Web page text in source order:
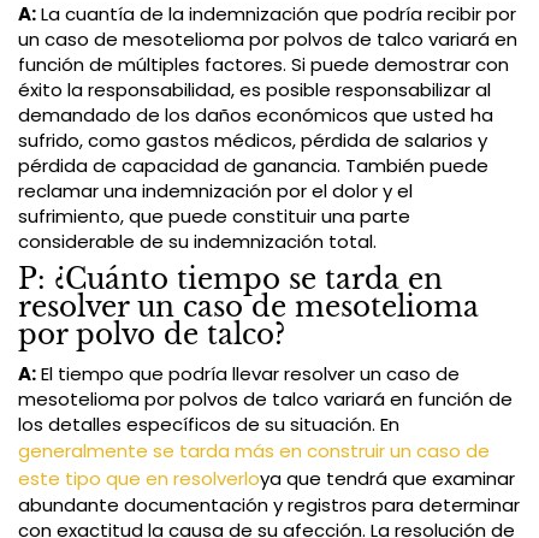
A:La cuantía de la indemnización que podría recibir por
un caso de mesotelioma por polvos de talco variará en
función de múltiples factores. Si puede demostrar con
éxito la responsabilidad, es posible responsabilizar al
demandado de los daños económicos que usted ha
sufrido, como gastos médicos, pérdida de salarios y
pérdida de capacidad de ganancia. También puede
reclamar una indemnización por el dolor y el
sufrimiento, que puede constituir una parte
considerable de su indemnización total.
P: ¿Cuánto tiempo se tarda en
resolver un caso de mesotelioma
por polvo de talco?
A:El tiempo que podría llevar resolver un caso de
mesotelioma por polvos de talco variará en función de
los detalles específicos de su situación. En
generalmente se tarda más en construir un caso de
este tipo que en resolverloya que tendrá que examinar
abundante documentación y registros para determinar
con exactitud la causa de su afección. La resolución de